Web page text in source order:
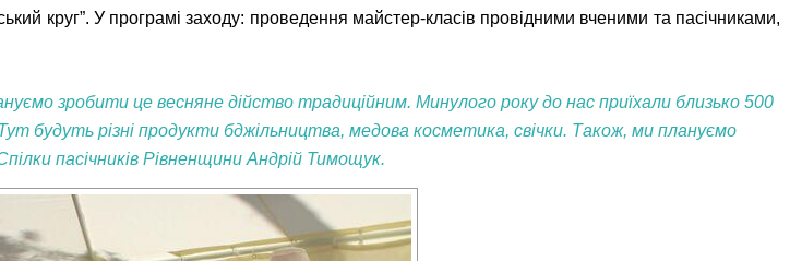
круг”. У програмі заходу: проведення майстер-класів провідними вченими та пасічниками,
зробити це весняне дійство традиційним. Минулого року до нас приїхали близько 500
будуть різні продукти бджільництва, медова косметика, свічки. Також, ми плануємо
пасічників Рівненщини Андрій Тимощук.